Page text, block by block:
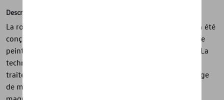
Description
La roue hiver complète Volkswagen d'origine "Merano" a été
conçue pour correspondre au design Volkswagen. Il a une
peinture durable selon les spécifications de haute série. La
technologie de coulée élaborée et la haute qualité de
traitement de la jante en alliage léger ainsi que le mélange
de matériaux de haute qualité de la jante en aluminium,